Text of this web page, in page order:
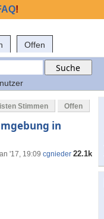
Offen
Stimmen Offen
in
'17, 19:09 cgnieder 22.1k
!